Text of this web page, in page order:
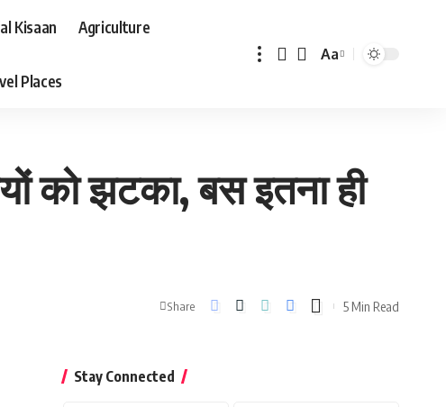
Kisaan Agriculture
Places
Font
Aa
को झटका, बस इतना ही
Share 5 Min Read
Stay Connected